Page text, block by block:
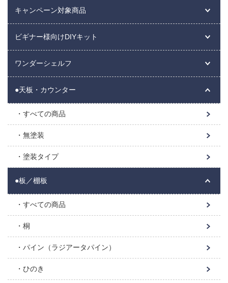
キャンペーン対象商品
ビギナー様向けDIYキット
ワンダーシェルフ
●天板・カウンター
すべての商品
無塗装
塗装タイプ
●板／棚板
すべての商品
桐
パイン（ラジアータパイン）
ひのき